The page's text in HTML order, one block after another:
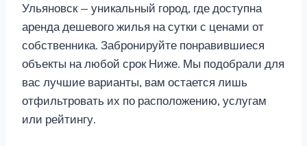
Ульяновск — уникальный город, где доступна
аренда дешевого жилья на сутки с ценами от
собственника. Забронируйте понравившиеся
объекты на любой срок Ниже. Мы подобрали для
вас лучшие варианты, вам остается лишь
отфильтровать их по расположению, услугам
или рейтингу.